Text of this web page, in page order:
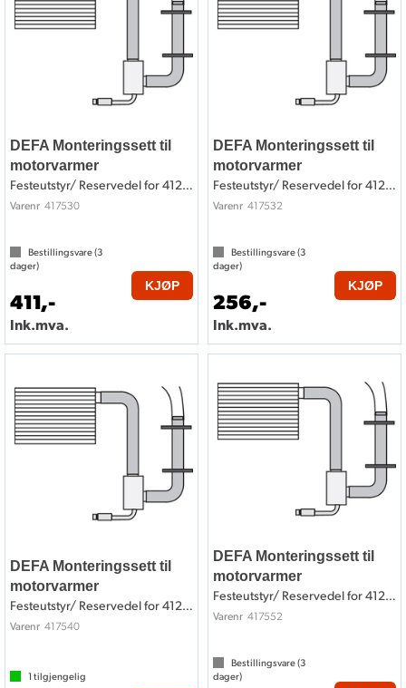
DEFA Monteringssett til
motorvarmer
Festeutstyr/ Reservedel for 412530
Varenr 417530
Bestillingsvare (3
dager)
411,-
Ink.mva.
KJØP
DEFA Monteringssett til
motorvarmer
Festeutstyr/ Reservedel for 412532
Varenr 417532
Bestillingsvare (3
dager)
256,-
Ink.mva.
KJØP
DEFA Monteringssett til
motorvarmer
Festeutstyr/ Reservedel for 412540
Varenr 417540
1 tilgjengelig
DEFA Monteringssett til
motorvarmer
Festeutstyr/ Reservedel for 412552
Varenr 417552
Bestillingsvare (3
dager)